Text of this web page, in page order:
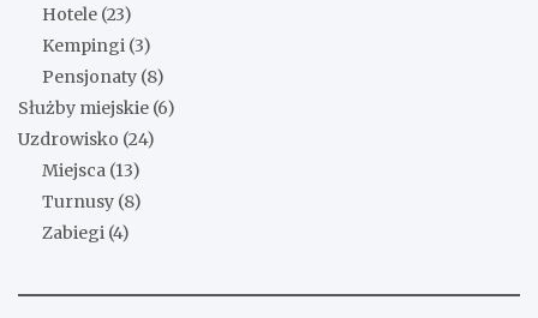
Hotele (23)
Kempingi (3)
Pensjonaty (8)
Służby miejskie (6)
Uzdrowisko (24)
Miejsca (13)
Turnusy (8)
Zabiegi (4)